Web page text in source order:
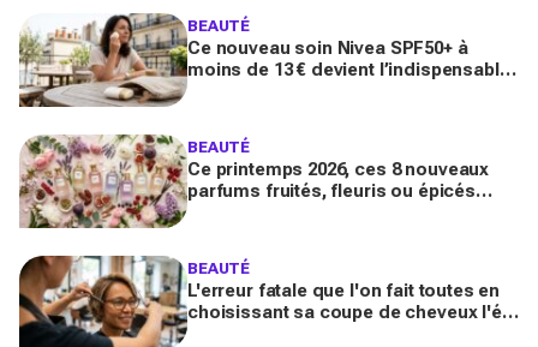
BEAUTÉ
Ce nouveau soin Nivea SPF50+ à
moins de 13 € devient l’indispensable
BEAUTÉ
Ce printemps 2026, ces 8 nouveaux
parfums fruités, fleuris ou épicés
BEAUTÉ
L'erreur fatale que l'on fait toutes en
choisissant sa coupe de cheveux l'été